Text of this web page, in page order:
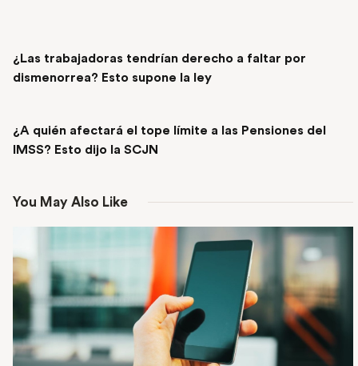
¿Las trabajadoras tendrían derecho a faltar por
dismenorrea? Esto supone la ley
¿A quién afectará el tope límite a las Pensiones del
IMSS? Esto dijo la SCJN
You May Also Like